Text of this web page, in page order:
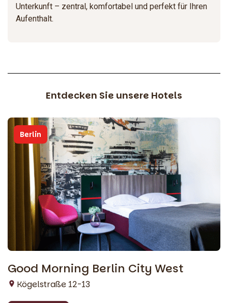
Unterkunft – zentral, komfortabel und perfekt für Ihren
Aufenthalt.
Entdecken Sie unsere Hotels
Berlin
Good Morning Berlin City West
Kögelstraße 12-13